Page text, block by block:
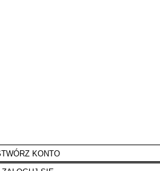
KONTO